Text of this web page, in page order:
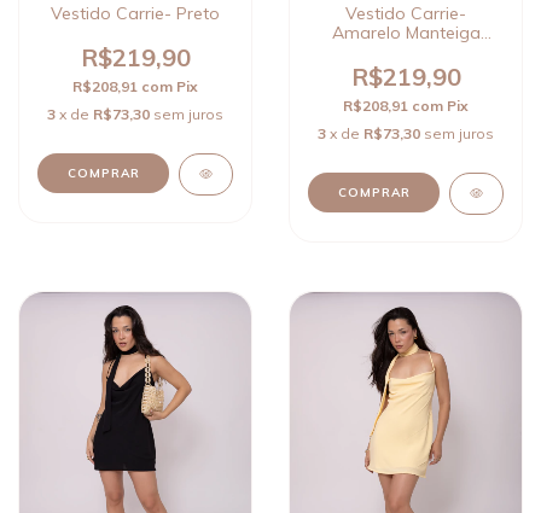
Vestido Carrie- Preto
R$219,90
R$208,91 com Pix
3 x de R$73,30 sem juros
COMPRAR
Vestido Carrie-
Amarelo Manteiga
R$219,90
R$208,91 com Pix
3 x de R$73,30 sem juros
COMPRAR